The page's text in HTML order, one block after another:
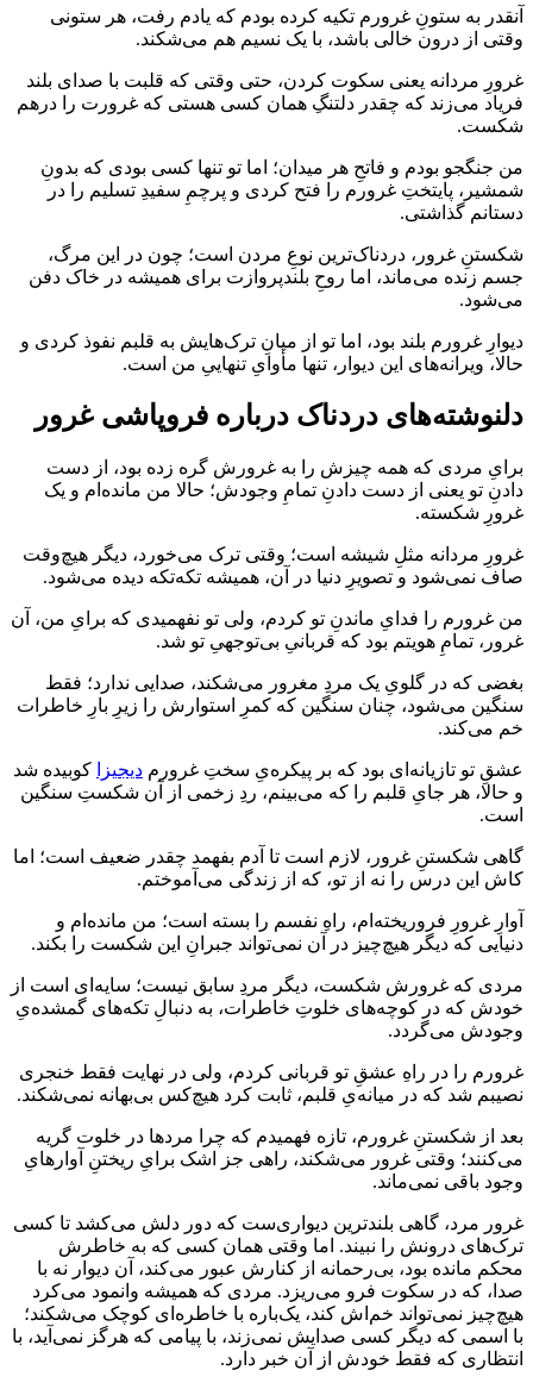
آنقدر به ستونِ غرورم تکیه کرده بودم که یادم رفت، هر ستونی
وقتی از درون خالی باشد، با یک نسیم هم می‌شکند.
غرورِ مردانه یعنی سکوت کردن، حتی وقتی که قلبت با صدای بلند
فریاد می‌زند که چقدر دلتنگِ همان کسی هستی که غرورت را درهم
شکست.
من جنگجو بودم و فاتحِ هر میدان؛ اما تو تنها کسی بودی که بدونِ
شمشیر، پایتختِ غرورم را فتح کردی و پرچمِ سفیدِ تسلیم را در
دستانم گذاشتی.
شکستنِ غرور، دردناک‌ترین نوعِ مردن است؛ چون در این مرگ،
جسم زنده می‌ماند، اما روحِ بلندپروازت برای همیشه در خاک دفن
می‌شود.
دیوارِ غرورم بلند بود، اما تو از میانِ ترک‌هایش به قلبم نفوذ کردی و
حالا، ویرانه‌های این دیوار، تنها مأوایِ تنهاییِ من است.
دلنوشته‌های دردناک درباره فروپاشی غرور
برایِ مردی که همه چیزش را به غرورش گره زده بود، از دست
دادنِ تو یعنی از دست دادنِ تمامِ وجودش؛ حالا من مانده‌ام و یک
غرورِ شکسته.
غرورِ مردانه مثلِ شیشه است؛ وقتی ترک می‌خورد، دیگر هیچ‌وقت
صاف نمی‌شود و تصویرِ دنیا در آن، همیشه تکه‌تکه دیده می‌شود.
من غرورم را فدایِ ماندنِ تو کردم، ولی تو نفهمیدی که برایِ من، آن
غرور، تمامِ هویتم بود که قربانیِ بی‌توجهیِ تو شد.
بغضی که در گلویِ یک مردِ مغرور می‌شکند، صدایی ندارد؛ فقط
سنگین می‌شود، چنان سنگین که کمرِ استوارش را زیرِ بارِ خاطرات
خم می‌کند.
عشقِ تو تازیانه‌ای بود که بر پیکره‌یِ سختِ غرورم دیجیزا
کوبیده شد
و حالا، هر جایِ قلبم را که می‌بینم، ردِ زخمی از آن شکستِ سنگین
است.
گاهی شکستنِ غرور، لازم است تا آدم بفهمد چقدر ضعیف است؛ اما
کاش این درس را نه از تو، که از زندگی می‌آموختم.
آوارِ غرورِ فروریخته‌ام، راهِ نفسم را بسته است؛ من مانده‌ام و
دنیایی که دیگر هیچ‌چیز در آن نمی‌تواند جبرانِ این شکست را بکند.
مردی که غرورش شکست، دیگر مردِ سابق نیست؛ سایه‌ای است از
خودش که در کوچه‌های خلوتِ خاطرات، به دنبالِ تکه‌های گمشده‌یِ
وجودش می‌گردد.
غرورم را در راهِ عشقِ تو قربانی کردم، ولی در نهایت فقط خنجری
نصیبم شد که در میانه‌یِ قلبم، ثابت کرد هیچ‌کس بی‌بهانه نمی‌شکند.
بعد از شکستنِ غرورم، تازه فهمیدم که چرا مردها در خلوت گریه
می‌کنند؛ وقتی غرور می‌شکند، راهی جز اشک برایِ ریختنِ آوارهایِ
وجود باقی نمی‌ماند.
غرور مرد، گاهی بلندترین دیواری‌ست که دور دلش می‌کشد تا کسی
ترک‌های درونش را نبیند. اما وقتی همان کسی که به خاطرش
محکم مانده بود، بی‌رحمانه از کنارش عبور می‌کند، آن دیوار نه با
صدا، که در سکوت فرو می‌ریزد. مردی که همیشه وانمود می‌کرد
هیچ‌چیز نمی‌تواند خم‌اش کند، یک‌باره با خاطره‌ای کوچک می‌شکند؛
با اسمی که دیگر کسی صدایش نمی‌زند، با پیامی که هرگز نمی‌آید، با
انتظاری که فقط خودش از آن خبر دارد.